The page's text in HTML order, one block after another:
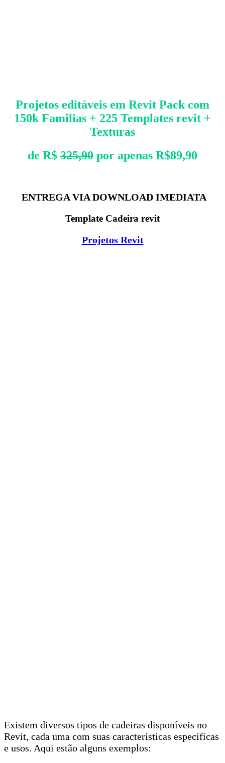
Projetos editáveis em Revit Pack com
150k Familias + 225 Templates revit +
Texturas
de R$ 325,90 por apenas R$89,90
ENTREGA VIA DOWNLOAD IMEDIATA
Template Cadeira revit
Projetos Revit
Existem diversos tipos de cadeiras disponíveis no
Revit, cada uma com suas características específicas
e usos. Aqui estão alguns exemplos: